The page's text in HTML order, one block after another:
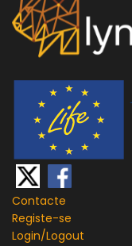
Contacte
Registe-se
Login/Logout